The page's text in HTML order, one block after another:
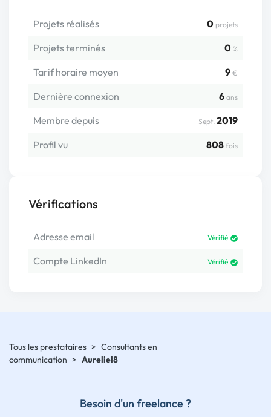
Projets réalisés 0 projets
Projets terminés 0 %
Tarif horaire moyen 9 €
Dernière connexion 6 ans
Membre depuis Sept. 2019
Profil vu
808 fois
Vérifications
Adresse email Vérifié
Compte LinkedIn Vérifié
Tous les prestataires > Consultants en
communication > Aureliel8
Besoin d'un freelance ?